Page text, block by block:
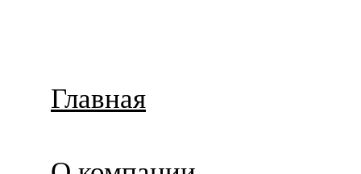
Главная